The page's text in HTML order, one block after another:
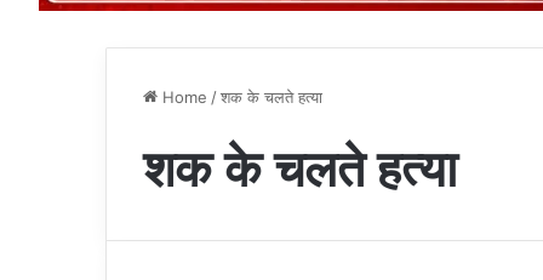
Home /शक के चलते हत्या
शक के चलते हत्या